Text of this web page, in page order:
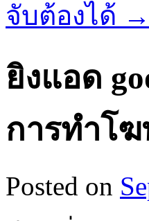
จับต้องได้ →
ยิงแอด
การทำโ
Posted on